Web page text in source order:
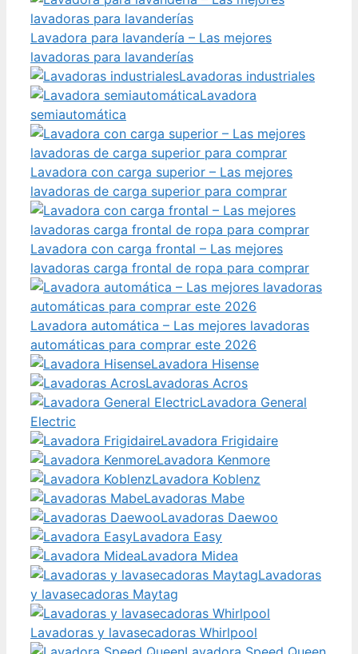
Lavadora para lavandería – Las mejores
lavadoras para lavanderías
Lavadoras industriales
Lavadora
semiautomática
Lavadora con carga superior – Las mejores
lavadoras de carga superior para comprar
Lavadora con carga frontal – Las mejores
lavadoras carga frontal de ropa para comprar
Lavadora automática – Las mejores lavadoras
automáticas para comprar este 2026
Lavadora Hisense
Lavadoras Acros
Lavadora General
Electric
Lavadora Frigidaire
Lavadora Kenmore
Lavadora Koblenz
Lavadoras Mabe
Lavadoras Daewoo
Lavadora Easy
Lavadora Midea
Lavadoras
y lavasecadoras Maytag
Lavadoras y lavasecadoras Whirlpool